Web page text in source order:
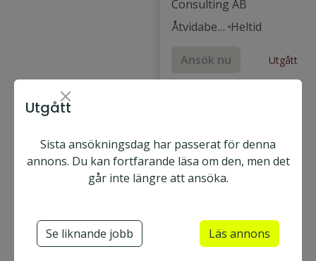
Consulting AB
Åtvidaber
Heltid
Ansök nu Utgått
Teknisk beredare
Produktionsingenjör
Utgått
Sista ansökningsdag har passerat för denna
annons. Du kan fortfarande läsa om den, men det
går inte längre att ansöka.
Se liknande jobb Läs annons